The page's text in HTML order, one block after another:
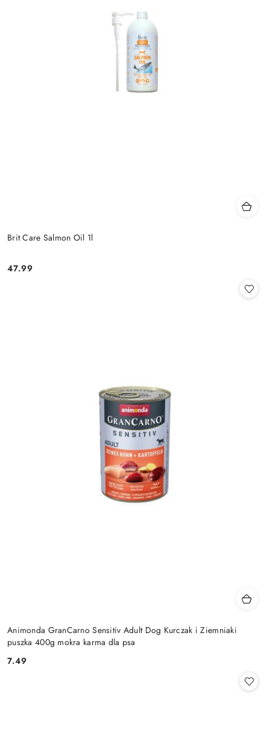
Brit Care Salmon Oil 1l
Cena:
47.99
Animonda GranCarno Sensitiv Adult Dog Kurczak i Ziemniaki
puszka 400g mokra karma dla psa
Cena:
7.49